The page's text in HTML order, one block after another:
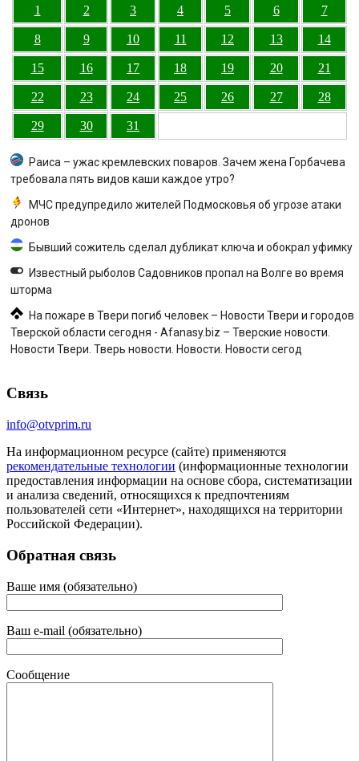
1
2 3 4 5 6 7
8 9 10 11 12 13 14
15 16 17 18 19 20 21
22 23 24 25 26 27 28
29 30 31
Раиса – ужас кремлевских поваров. Зачем жена Горбачева
требовала пять видов каши каждое утро?
МЧС предупредило жителей Подмосковья об угрозе атаки
дронов
Бывший сожитель сделал дубликат ключа и обокрал уфимку
Известный рыболов Садовников пропал на Волге во время
шторма
На пожаре в Твери погиб человек – Новости Твери и городов
Тверской области сегодня - Afanasy.biz – Тверские новости.
Новости Твери. Тверь новости. Новости. Новости сегод
Связь
info@otvprim.ru
На информационном ресурсе (сайте) применяются
рекомендательные технологии (информационные технологии
предоставления информации на основе сбора, систематизации
и анализа сведений, относящихся к предпочтениям
пользователей сети «Интернет», находящихся на территории
Российской Федерации).
Обратная связь
Ваше имя (обязательно)
Ваш e-mail (обязательно)
Сообщение